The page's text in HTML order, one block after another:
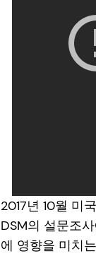
2017년 10월 미
DSM의 설문조
에 영향을 미치